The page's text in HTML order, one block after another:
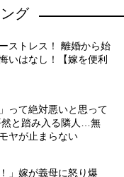
グ
ストレス！ 離婚から始
いはなし！【嫁を便利
って絶対悪いと思って
と踏み入る隣人…無
ヤが止まらない
」嫁が義母に怒り爆